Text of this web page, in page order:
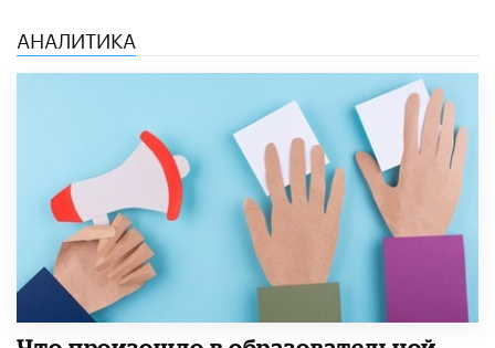
АНАЛИТИКА